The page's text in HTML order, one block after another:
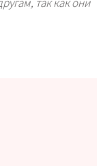
так как они